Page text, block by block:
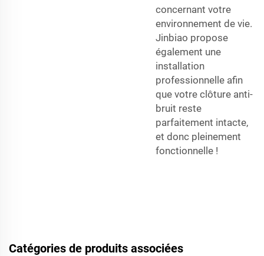
concernant votre
environnement de vie.
Jinbiao propose
également une
installation
professionnelle afin
que votre clôture anti-
bruit reste
parfaitement intacte,
et donc pleinement
fonctionnelle !
Catégories de produits associées